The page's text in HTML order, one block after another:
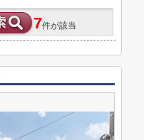
7件が該当